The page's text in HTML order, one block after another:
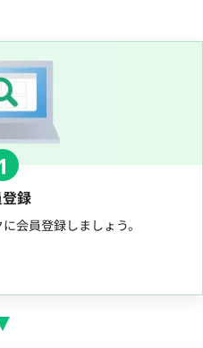
録
会員登録しましょう。